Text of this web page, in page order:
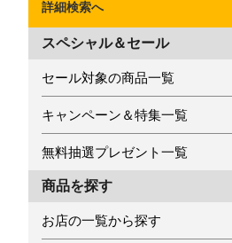
詳細検索へ
スペシャル＆セール
セール対象の商品一覧
キャンペーン＆特集一覧
無料抽選プレゼント一覧
商品を探す
お店の一覧から探す